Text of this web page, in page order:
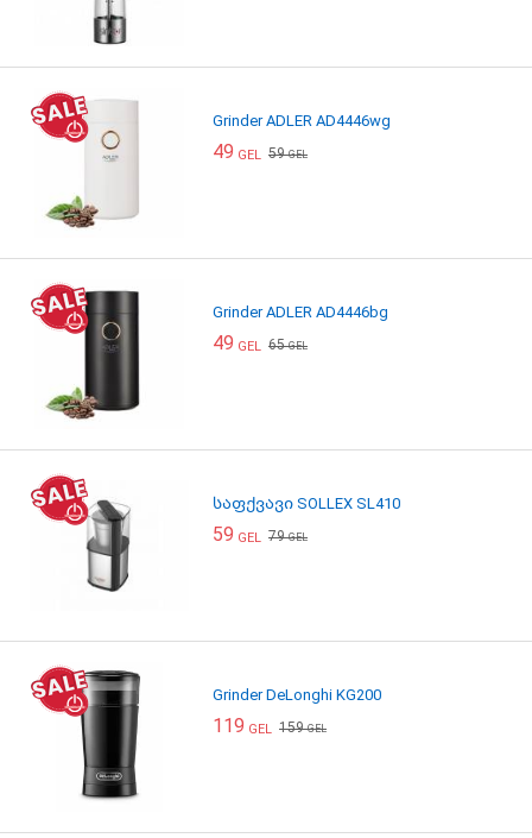
Grinder ADLER AD4446wg
49 GEL 59GEL
Grinder ADLER AD4446bg
49 GEL 65GEL
საფქვავი SOLLEX SL410
59 GEL 79GEL
Grinder DeLonghi KG200
119 GEL 159GEL